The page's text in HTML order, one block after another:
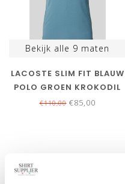
Bekijk alle 9 maten
LACOSTE SLIM FIT BLAUW
POLO GROEN KROKODIL
€110,00€85,00